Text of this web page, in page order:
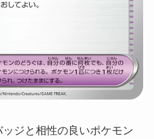
ジと相性の良いポケモン